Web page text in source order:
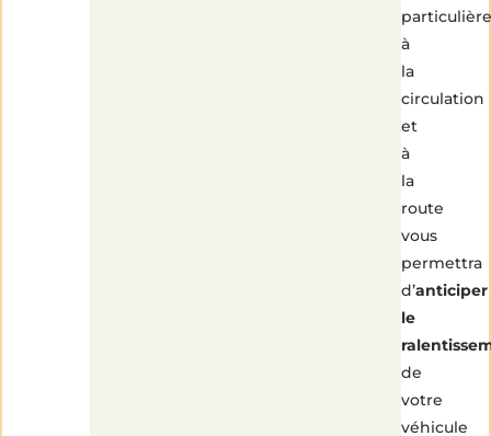
particulière
à
la
circulation
et
à
la
route
vous
permettra
d’anticiper
le
de
votre
véhicule